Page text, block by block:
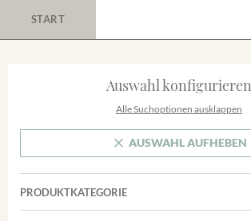
START
Auswahl konfigurieren
Alle Suchoptionen ausklappen
AUSWAHL AUFHEBEN
PRODUKTKATEGORIE
Cuvées